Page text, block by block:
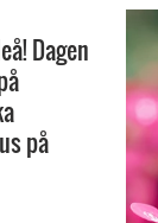
Dagen
på